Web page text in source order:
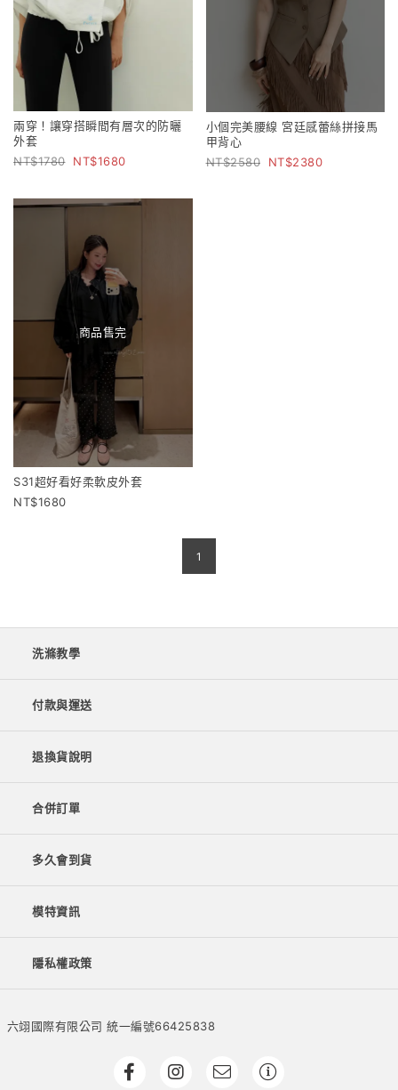
兩穿！讓穿搭瞬間有層次的防曬
外套
1780
1680
小個完美腰線 宮廷感蕾絲拼接馬
甲背心
2580
2380
商品售完
S31超好看好柔軟皮外套
1680
1
洗滌教學
付款與運送
退換貨說明
合併訂單
多久會到貨
模特資訊
隱私權政策
六翊國際有限公司 統一編號66425838